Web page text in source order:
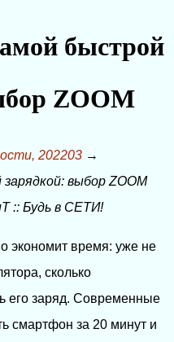
быстрой
ZOOM
202203 →
выбор ZOOM
:: Будь в СЕТИ!
экономит время: уже не
сколько
его заряд. Современные
смартфон за 20 минут и